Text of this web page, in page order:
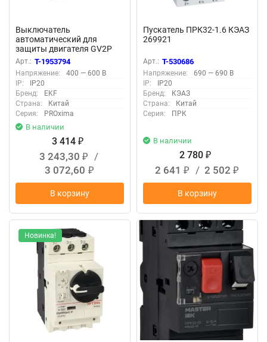
Выключатель
автоматический для
защиты двигателя GV2P
6.3-10А EKF gv2pm-10
Арт.: T-1953794
Напряжение:
400 — 600 В
IP:
IP20
Бренд:
EKF
Страна:
Китай
Серия:
PROxima
В наличии
3 414 ₽
3 243,30 ₽
/
3 072,60 ₽
В корзину
Пускатель ПРК32-1.6 КЭАЗ
269921
Арт.: T-530686
Напряжение:
690 — 690 В
IP:
IP20
Бренд:
КЭАЗ
Страна:
Китай
Серия:
ПРК
В наличии
2 780 ₽
2 641 ₽ / 2 502 ₽
В корзину
Новинка!